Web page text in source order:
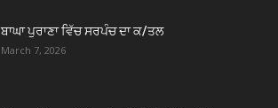
ਬਾਘਾ ਪੁਰਾਣਾ ਵਿੱਚ ਸਰਪੰਚ ਦਾ ਕ/ਤਲ
March 7, 2026